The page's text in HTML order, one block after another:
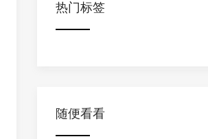
热门标签
随便看看